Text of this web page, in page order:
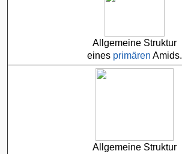
Allgemeine Struktur
eines primären Amids.
Allgemeine Struktur